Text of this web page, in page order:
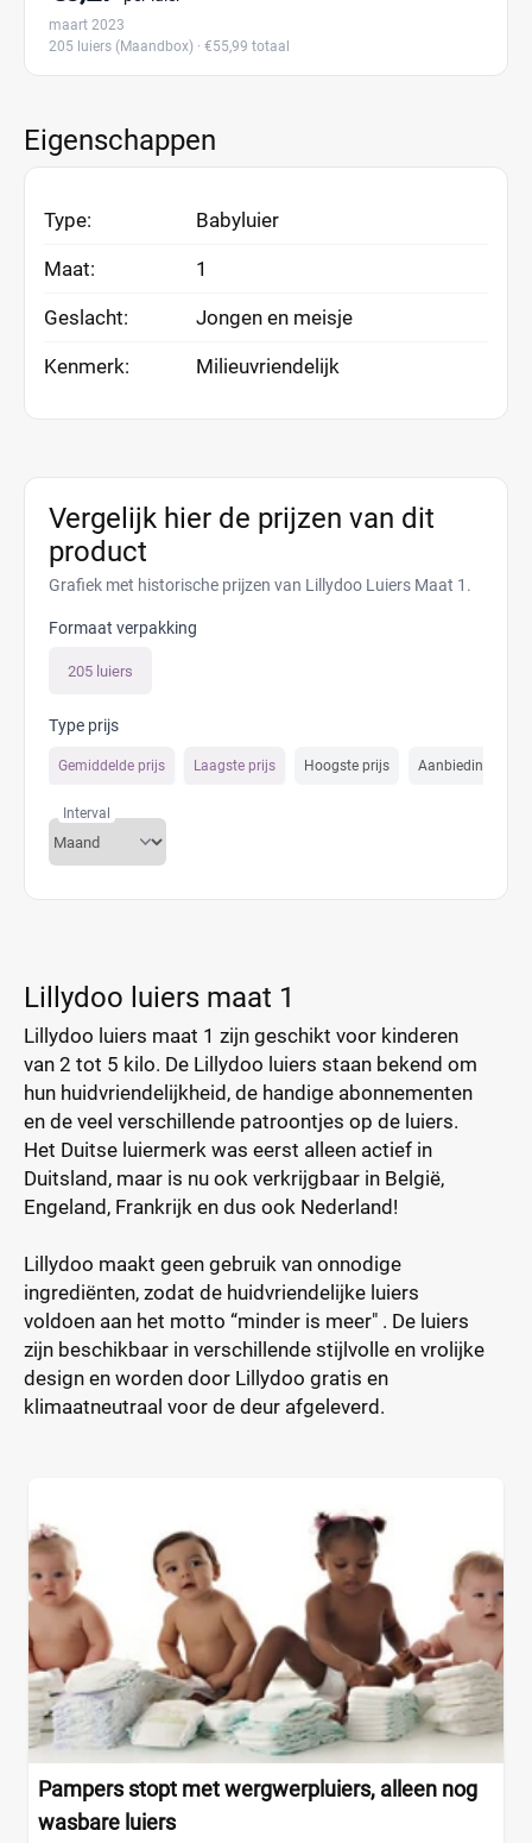
maart 2023
205 luiers (Maandbox) · €55,99 totaal
Eigenschappen
Type: Babyluier
Maat: 1
Geslacht: Jongen en meisje
Kenmerk: Milieuvriendelijk
Vergelijk hier de prijzen van dit
product
Grafiek met historische prijzen van Lillydoo Luiers Maat 1.
Formaat verpakking
205 luiers
Type prijs
Gemiddelde prijs Laagste prijs Hoogste prijs Aanbiedings prijs
Interval
Lillydoo luiers maat 1
Lillydoo luiers maat 1 zijn geschikt voor kinderen
van 2 tot 5 kilo. De Lillydoo luiers staan bekend om
hun huidvriendelijkheid, de handige abonnementen
en de veel verschillende patroontjes op de luiers.
Het Duitse luiermerk was eerst alleen actief in
Duitsland, maar is nu ook verkrijgbaar in België,
Engeland, Frankrijk en dus ook Nederland!
Lillydoo maakt geen gebruik van onnodige
ingrediënten, zodat de huidvriendelijke luiers
voldoen aan het motto “minder is meer" . De luiers
zijn beschikbaar in verschillende stijlvolle en vrolijke
design en worden door Lillydoo gratis en
klimaatneutraal voor de deur afgeleverd.
Pampers stopt met wergwerpluiers, alleen nog
wasbare luiers